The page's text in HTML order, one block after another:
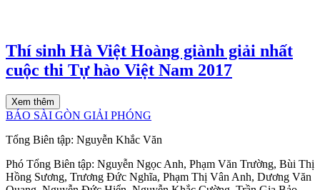
Thí sinh Hà Việt Hoàng giành giải nhất
cuộc thi Tự hào Việt Nam 2017
Xem thêm
BÁO SÀI GÒN GIẢI PHÓNG
Tổng Biên tập: Nguyễn Khắc Văn
Phó Tổng Biên tập: Nguyễn Ngọc Anh, Phạm Văn Trường, Bùi Thị
Hồng Sương, Trương Đức Nghĩa, Phạm Thị Vân Anh, Dương Văn